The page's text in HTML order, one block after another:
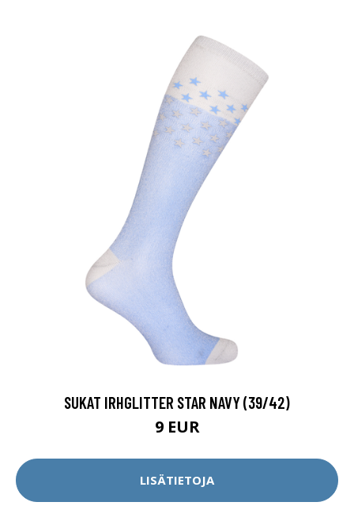
SUKAT IRHGLITTER STAR NAVY (39/42)
9 EUR
LISÄTIETOJA